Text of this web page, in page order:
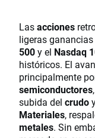
Lasacciones
ligeras
500y el Nasdaq
históricos. El
principalmente
semiconductores
subida del crudo
Materiales,
metales. Sin